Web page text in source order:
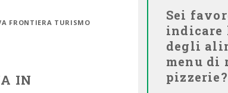
FRONTIERA TURISMO
IN
Sei
indicare
degli
menu di
pizzerie?